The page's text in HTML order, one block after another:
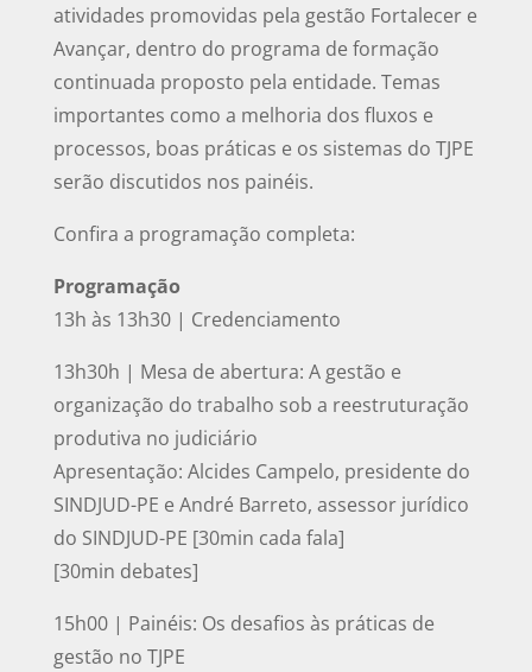
atividades promovidas pela gestão Fortalecer e
Avançar, dentro do programa de formação
continuada proposto pela entidade. Temas
importantes como a melhoria dos fluxos e
processos, boas práticas e os sistemas do TJPE
serão discutidos nos painéis.
Confira a programação completa:
Programação
13h às 13h30 | Credenciamento
13h30h | Mesa de abertura: A gestão e
organização do trabalho sob a reestruturação
produtiva no judiciário
Apresentação: Alcides Campelo, presidente do
SINDJUD-PE e André Barreto, assessor jurídico
do SINDJUD-PE [30min cada fala]
[30min debates]
15h00 | Painéis: Os desafios às práticas de
gestão no TJPE